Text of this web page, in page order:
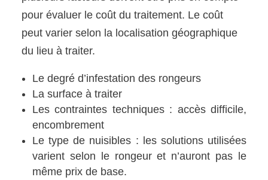
pour évaluer le coût du traitement. Le coût
peut varier selon la localisation géographique
du lieu à traiter.
Le degré d’infestation des rongeurs
La surface à traiter
Les contraintes techniques : accès difficile,
encombrement
Le type de nuisibles : les solutions utilisées
varient selon le rongeur et n’auront pas le
même prix de base.